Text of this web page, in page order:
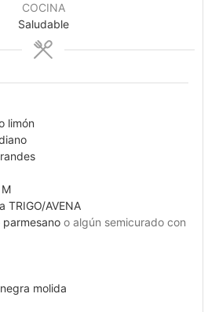
COCINA
Saludable
limón
TRIGO/AVENA
o algún semicurado con
molida